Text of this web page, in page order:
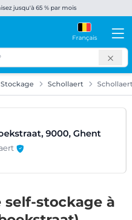
jusqu'à 65 % par mois
Français
Schollaert
9000, Ghent
self-stockage à